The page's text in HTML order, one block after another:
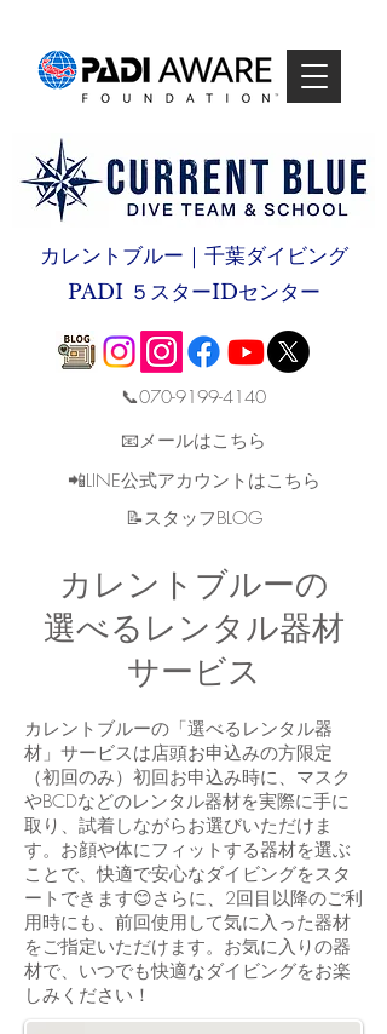
カレントブルー｜千葉ダイビング
PADI ５スターIDセンター
📞070-9199-4140
📧メールはこちら
📲LINE公式アカウントはこちら
​📝スタッフBLOG
カレントブルーの
選べるレンタル器材
サービス
カレントブルーの「選べるレンタル器
材」サービスは店頭お申込みの方限定
（初回のみ）初回お申込み時に、マスク
やBCDなどのレンタル器材を実際に手に
取り、試着しながらお選びいただけま
す。お顔や体にフィットする器材を選ぶ
ことで、快適で安心なダイビングをスタ
ートできます😊さらに、2回目以降のご利
用時にも、前回使用して気に入った器材
をご指定いただけます。お気に入りの器
材で、いつでも快適なダイビングをお楽
しみください！